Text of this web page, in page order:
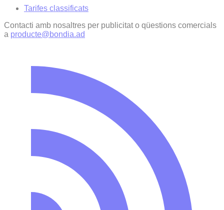
Tarifes classificats
Contacti amb nosaltres per publicitat o qüestions comercials
a producte@bondia.ad